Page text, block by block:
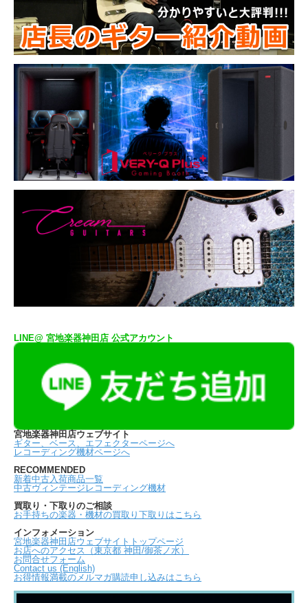
LINE@ 宮地楽器神田店 公式アカウント
宮地楽器神田店ウェブサイト
ギター、ベース、エフェクターページへ
レコーディング機材ページへ
RECOMMENDED
新着中古入荷商品一覧
中古ヴィンテージレコーディング機材
買取り・下取りのご相談
お手持ちの楽器・機材の買取り下取りはこちら
インフォメーション
宮地楽器神田店ウェブサイトトップページ
お店へのアクセス（東京都 神田/御茶ノ水）
お問合せフォーム
Contact us (English)
お得情報満載のメルマガ購読申し込みはこちら